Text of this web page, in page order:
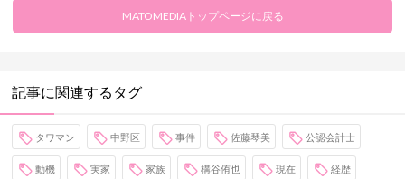
MATOMEDIAトップページに戻る
記事に関連するタグ
タワマン 中野区 事件 佐藤琴美 公認会計士
動機 実家 家族 構谷侑也 現在 経歴